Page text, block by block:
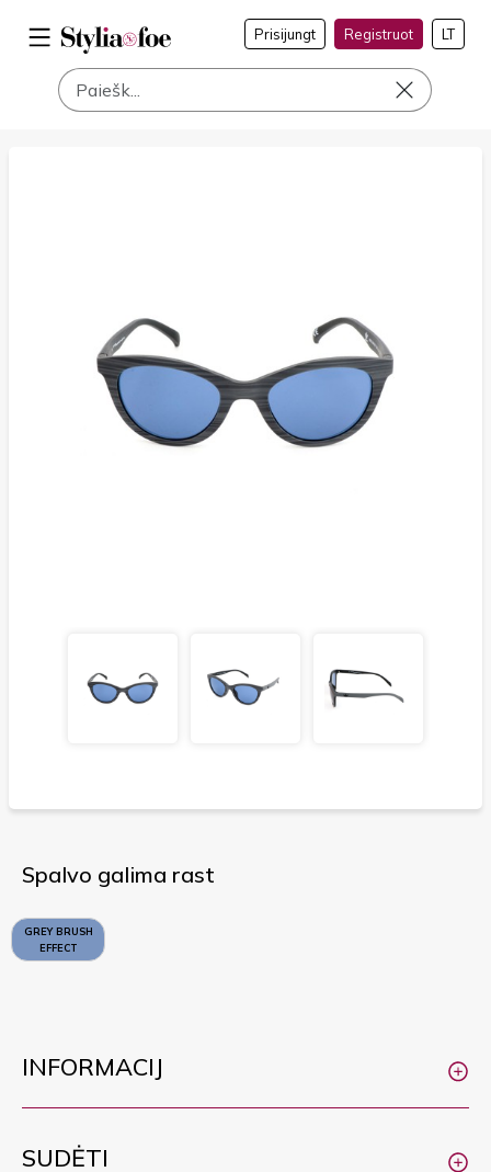
Prisijungt Registruot LT
Spalvo galima rast
GREY BRUSH
EFFECT
INFORMACIJ
SUDĖTI